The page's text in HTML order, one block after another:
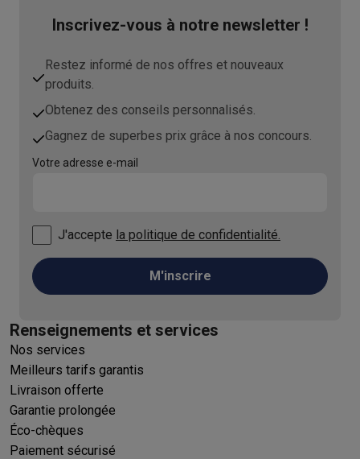
Inscrivez-vous à notre newsletter !
Restez informé de nos offres et nouveaux
produits.
Obtenez des conseils personnalisés.
Gagnez de superbes prix grâce à nos concours.
Votre adresse e-mail
J'accepte la politique de confidentialité.
M'inscrire
Renseignements et services
Nos services
Meilleurs tarifs garantis
Livraison offerte
Garantie prolongée
Éco-chèques
Paiement sécurisé